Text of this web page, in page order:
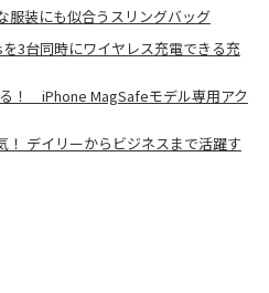
服装にも似合うスリングバッグ
3台同時にワイヤレス充電できる充
！ iPhone MagSafeモデル専用アク
！ デイリーからビジネスまで活躍す